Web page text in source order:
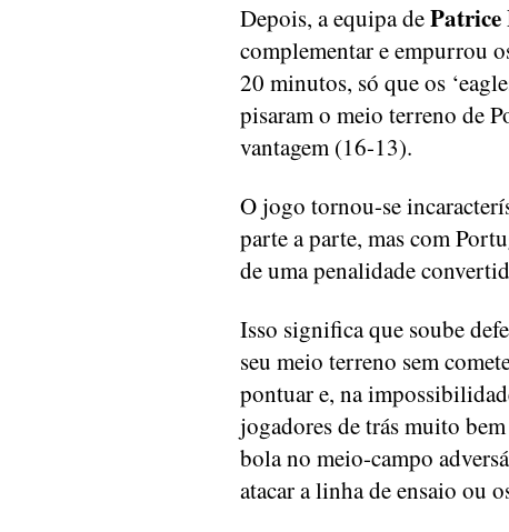
Depois, a equipa dePatrice
complementar e empurrou
20 minutos, só que os
pisaram o meio terreno de
vantagem (16-13).
O jogo tornou-se
parte a parte, mas com
de uma penalidade
Isso significa que soube
seu meio terreno sem
pontuar e, na
jogadores de trás muito
bola no meio-campo
atacar a linha de ensaio ou